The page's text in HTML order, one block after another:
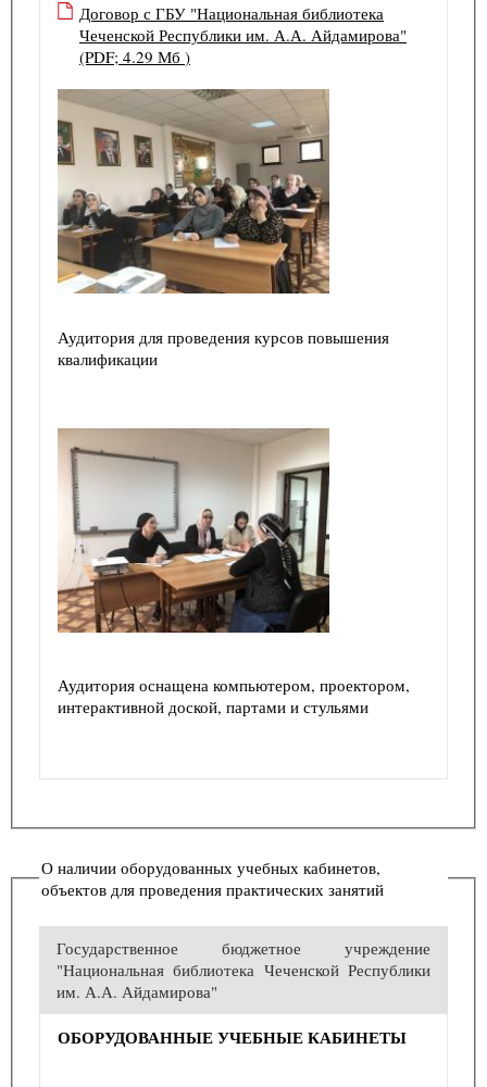
Договор с ГБУ "Национальная библиотека
Чеченской Республики им. А.А. Айдамирова"
(PDF; 4.29 Мб )
Аудитория для проведения курсов повышения
квалификации
Аудитория оснащена компьютером, проектором,
интерактивной доской, партами и стульями
О наличии оборудованных учебных кабинетов,
объектов для проведения практических занятий
Государственное бюджетное учреждение
"Национальная библиотека Чеченской Республики
им. А.А. Айдамирова"
ОБОРУДОВАННЫЕ УЧЕБНЫЕ КАБИНЕТЫ